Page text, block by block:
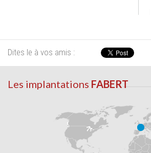
Dites le à vos amis :
Les implantations FABERT